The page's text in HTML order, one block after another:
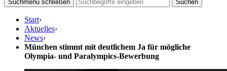
Suchmenü schließen
Suchen
Start›
Aktuelles›
News›
München stimmt mit deutlichem Ja für mögliche
Olympia- und Paralympics-Bewerbung